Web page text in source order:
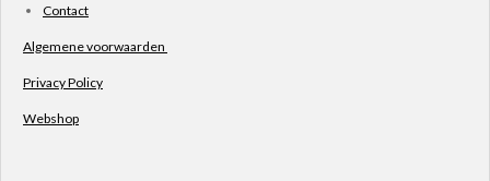
Contact
Algemene voorwaarden
Privacy Policy
Webshop